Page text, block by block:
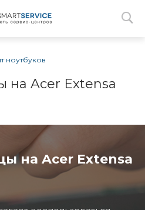
ноутбуков
на Acer Extensa
на Acer Extensa